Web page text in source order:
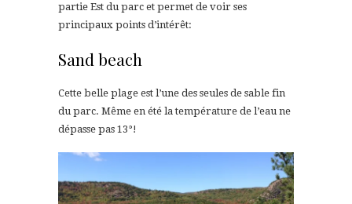
partie Est du parc et permet de voir ses
principaux points d’intérêt:
Sand beach
Cette belle plage est l’une des seules de sable fin
du parc. Même en été la température de l’eau ne
dépasse pas 13°!